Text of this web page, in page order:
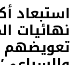
استبعاد
نهائيات